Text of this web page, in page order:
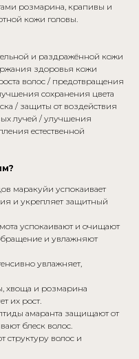
розмарина, крапивы и
кожи головы.
и раздражённой кожи
здоровья кожи
волос / предотвращения
сохранения цвета
/ защиты от воздействия
лучей / улучшения
естественной
маракуйи успокаивает
и укрепляет защитный
успокаивают и очищают
и увлажняют
увлажняет,
хвоща и розмарина
их рост.
амаранта защищают от
блеск волос.
структуру волос и